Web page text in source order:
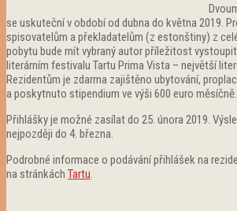
se uskuteční v období od dubna do května 2019.
spisovatelům a překladatelům (z estonštiny) z
pobytu bude mít vybraný autor příležitost
literárním festivalu Tartu Prima Vista – největší
Rezidentům je zdarma zajištěno ubytování,
a poskytnuto stipendium ve výši 600 euro měsíčně.
Přihlášky je možné zasílat do 25. února 2019.
nejpozději do 4. března.
Podrobné informace o podávání přihlášek na
na stránkách Tartu.